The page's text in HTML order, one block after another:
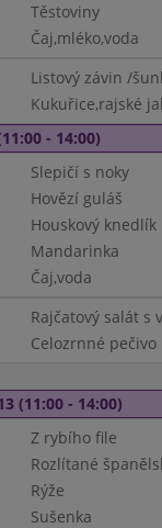
Těstoviny
Čaj,mléko,voda
Listový závin /
Kukuřice,rajské
- 14:00)
Slepičí s noky
Hovězí guláš
Houskový knedlík
Mandarinka
Čaj,voda
Rajčatový salát s
Celozrnné pečivo
(11:00 - 14:00)
Z rybího file
Rozlítané
Rýže
Sušenka